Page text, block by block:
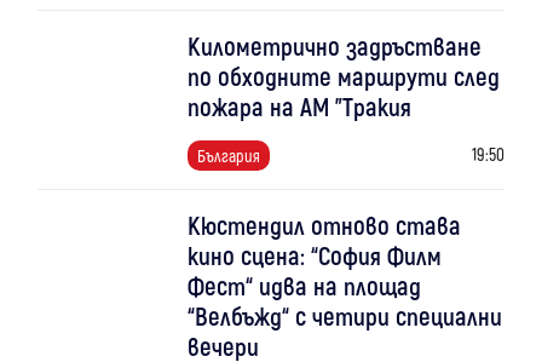
Километрично задръстване
по обходните маршрути след
пожара на АМ "Тракия
България 19:50
Кюстендил отново става
кино сцена: “София Филм
Фест“ идва на площад
“Велбъжд“ с четири специални
вечери